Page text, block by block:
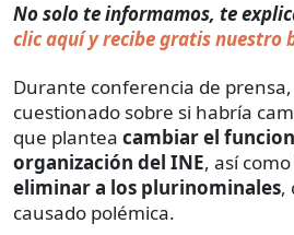
No solo te informamos, te
clic aquí y recibe gratis nuestro
Durante conferencia de
cuestionado sobre si habría
que plantea cambiar el
organización del INE, así
eliminar a los plurinominales,
causado polémica.